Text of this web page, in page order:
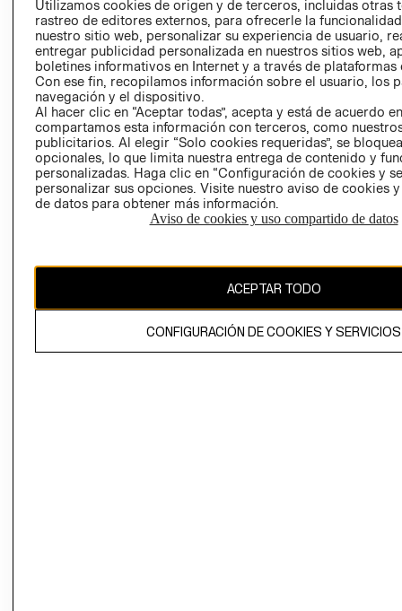
TRANSPARENCIA
Y ÉTICA (INGLÉS)
COMERCIO - SIC
PETICIONES
QUEJAS Y
RECLAMOS
Colombia ($)
El contenido de esta página web está protegido por copyright y es
propiedad de H&M Hennes & Mauritz AB.
Utilizamos cookies de origen y de terceros, incluidas otras
rastreo de editores externos, para ofrecerle la
nuestro sitio web, personalizar su experiencia de usuario,
entregar publicidad personalizada en nuestros sitios web,
boletines informativos en Internet y a través de plataformas
Con ese fin, recopilamos información sobre el usuario, los
navegación y el dispositivo.
Al hacer clic en “Aceptar todas”, acepta y está de acuerdo
compartamos esta información con terceros, como
publicitarios. Al elegir “Solo cookies requeridas”, se
opcionales, lo que limita nuestra entrega de contenido y
personalizadas. Haga clic en “Configuración de cookies y
personalizar sus opciones. Visite nuestro aviso de cookies
de datos para obtener más información.
Aviso de cookies y uso compartido de datos
ACEPTAR TODO
CONFIGURACIÓN DE COOKIES Y SERVICIOS